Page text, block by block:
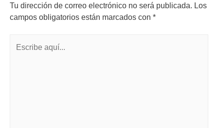
Tu dirección de correo electrónico no será publicada. Los
campos obligatorios están marcados con *